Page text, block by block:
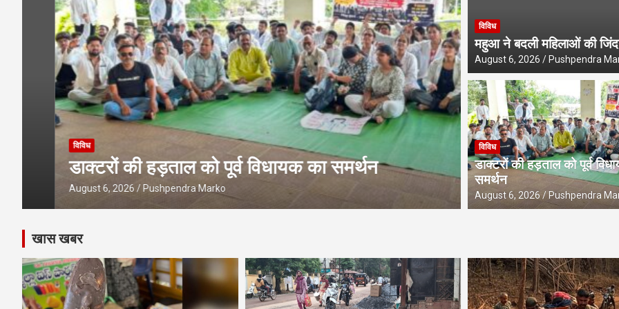
पेंशनरों को जनवरी 2026 से 2 प्रतिशत डी.आर. जारी करें पेंशनर संघ
डाक्टरों की हड़ताल को पूर्व विधायक का समर्थन
August 6, 2026 Pushpendra Marko
विविध
सुकमा में जैविक
August 6, 2026 Pushpendra
विविध
महुआ ने बदली महिलाओं की
August 6, 2026 Pushpendra
विविध
डाक्टरों की हड़ताल को पूर्व
समर्थन
August 6, 2026 Pushpendra
खास खबर